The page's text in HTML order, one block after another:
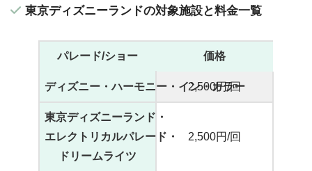
東京ディズニーランドの対象施設と料金一覧
パレード/ショー 価格
ディズニー・ハーモニー・イン・カラー
2,500円/回
東京ディズニーランド・
エレクトリカルパレード・
ドリームライツ
2,500円/回